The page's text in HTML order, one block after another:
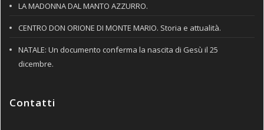
LA MADONNA DAL MANTO AZZURRO.
CENTRO DON ORIONE DI MONTE MARIO. Storia e attualità.
NATALE: Un documento conferma la nascita di Gesù il 25
dicembre.
Contatti